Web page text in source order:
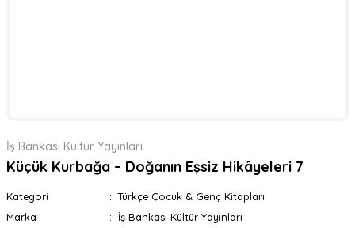
İş Bankası Kültür Yayınları
Küçük Kurbağa – Doğanın Eşsiz Hikâyeleri 7
Kategori
Türkçe Çocuk & Genç Kitapları
Marka
İş Bankası Kültür Yayınları